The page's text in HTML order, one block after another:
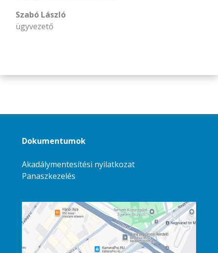
Szabó László
ügyvezető
Dokumentumok
Akadálymentesítési nyilatkozat
Panaszkezelés